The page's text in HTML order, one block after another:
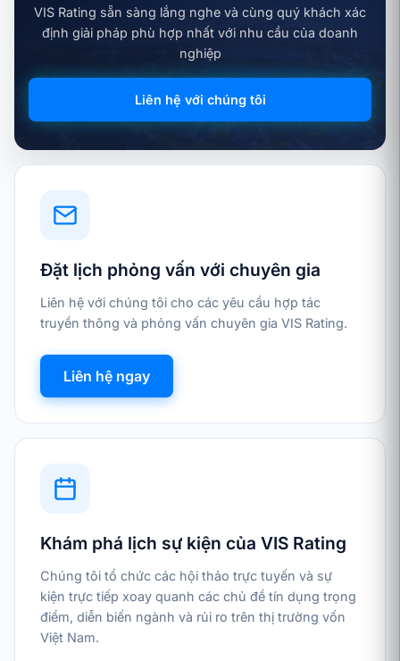
VIS Rating sẵn sàng lắng nghe và cùng quý khách xác
định giải pháp phù hợp nhất với nhu cầu của doanh
nghiệp
Liên hệ với chúng tôi
Đặt lịch phỏng vấn với chuyên gia
Liên hệ với chúng tôi cho các yêu cầu hợp tác
truyền thông và phỏng vấn chuyên gia VIS Rating.
Liên hệ ngay
Khám phá lịch sự kiện của VIS Rating
Chúng tôi tổ chức các hội thảo trực tuyến và sự
kiện trực tiếp xoay quanh các chủ đề tín dụng trọng
điểm, diễn biến ngành và rủi ro trên thị trường vốn
Việt Nam.